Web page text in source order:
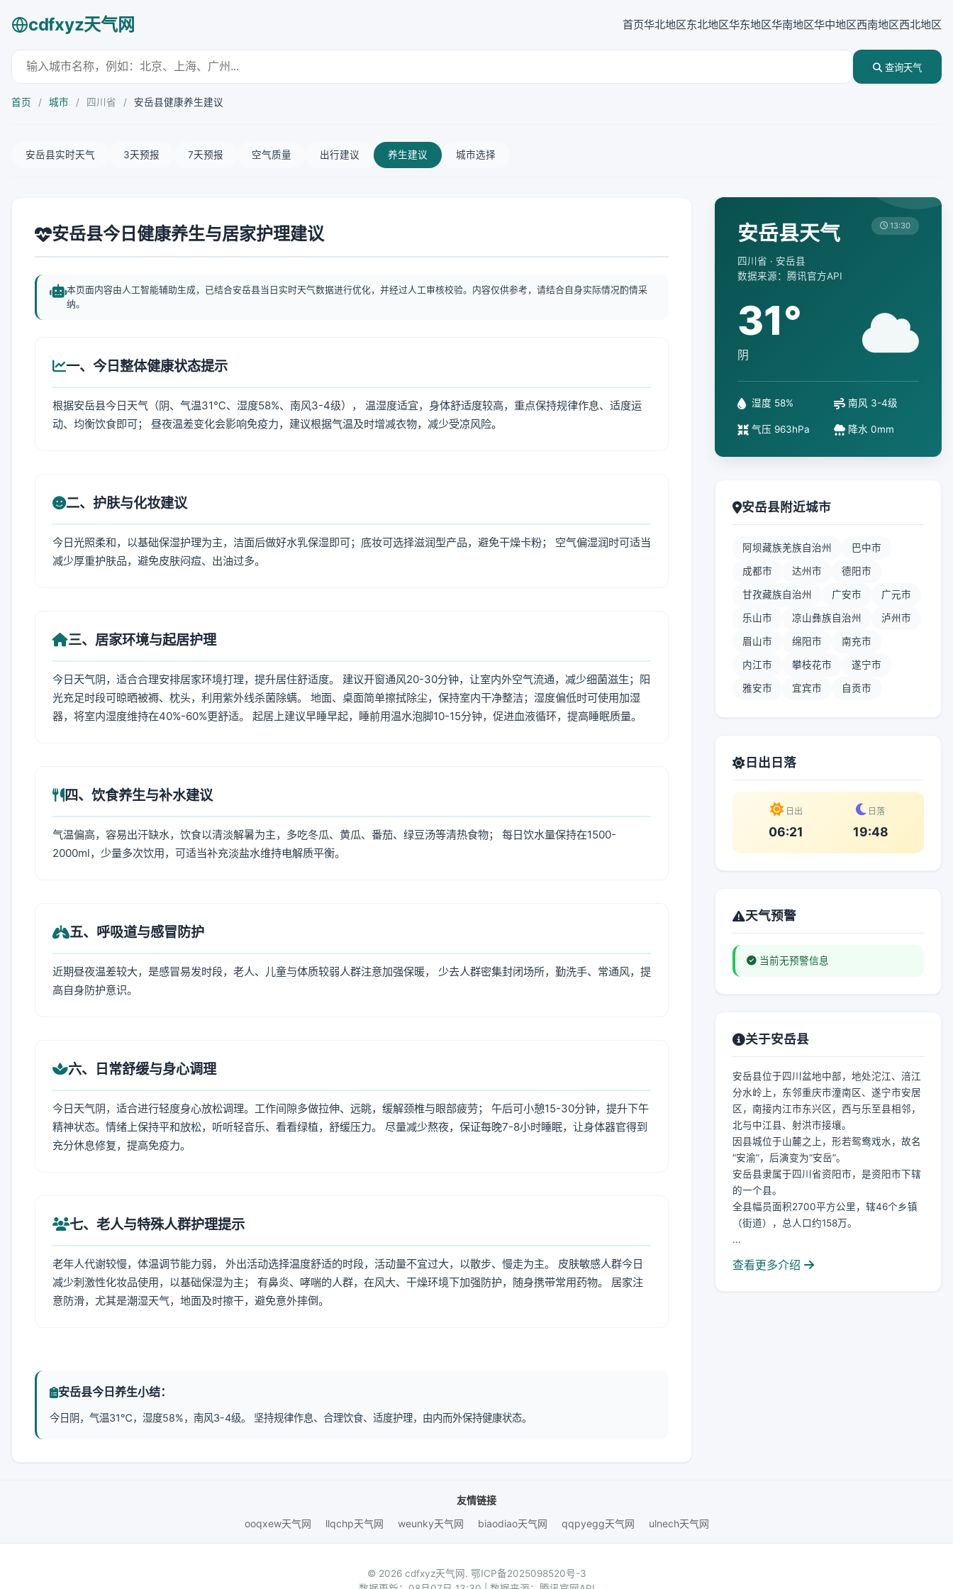
cdfxyz天气网 首页华北地区东北地区华东地区华南地区华中地区西南地区西北地区
查询天气
首页 / 城市 / 四川省 / 安岳县健康养生建议
安岳县实时天气 3天预报 7天预报 空气质量 出行建议 养生建议 城市选择
安岳县今日健康养生与居家护理建议
本页面内容由人工智能辅助生成，已结合安岳县当日实时天气数据进行优化，并经过人工审核校验。内容仅供参考，请结合自身实际情况酌情采
纳。
一、今日整体健康状态提示
根据安岳县今日天气（阴、气温31℃、湿度58%、南风3-4级）， 温湿度适宜，身体舒适度较高，重点保持规律作息、适度运
动、均衡饮食即可； 昼夜温差变化会影响免疫力，建议根据气温及时增减衣物，减少受凉风险。
二、护肤与化妆建议
今日光照柔和，以基础保湿护理为主，洁面后做好水乳保湿即可；底妆可选择滋润型产品，避免干燥卡粉； 空气偏湿润时可适当
减少厚重护肤品，避免皮肤闷痘、出油过多。
三、居家环境与起居护理
今日天气阴，适合合理安排居家环境打理，提升居住舒适度。 建议开窗通风20-30分钟，让室内外空气流通，减少细菌滋生；阳
光充足时段可晾晒被褥、枕头，利用紫外线杀菌除螨。 地面、桌面简单擦拭除尘，保持室内干净整洁；湿度偏低时可使用加湿
器，将室内湿度维持在40%-60%更舒适。 起居上建议早睡早起，睡前用温水泡脚10-15分钟，促进血液循环，提高睡眠质量。
四、饮食养生与补水建议
气温偏高，容易出汗缺水，饮食以清淡解暑为主，多吃冬瓜、黄瓜、番茄、绿豆汤等清热食物； 每日饮水量保持在1500-
2000ml，少量多次饮用，可适当补充淡盐水维持电解质平衡。
五、呼吸道与感冒防护
近期昼夜温差较大，是感冒易发时段，老人、儿童与体质较弱人群注意加强保暖， 少去人群密集封闭场所，勤洗手、常通风，提
高自身防护意识。
六、日常舒缓与身心调理
今日天气阴，适合进行轻度身心放松调理。工作间隙多做拉伸、远眺，缓解颈椎与眼部疲劳； 午后可小憩15-30分钟，提升下午
精神状态。情绪上保持平和放松，听听轻音乐、看看绿植，舒缓压力。 尽量减少熬夜，保证每晚7-8小时睡眠，让身体器官得到
充分休息修复，提高免疫力。
七、老人与特殊人群护理提示
老年人代谢较慢，体温调节能力弱， 外出活动选择温度舒适的时段，活动量不宜过大，以散步、慢走为主。 皮肤敏感人群今日
减少刺激性化妆品使用，以基础保湿为主； 有鼻炎、哮喘的人群，在风大、干燥环境下加强防护，随身携带常用药物。 居家注
意防滑，尤其是潮湿天气，地面及时擦干，避免意外摔倒。
安岳县今日养生小结：
今日阴，气温31℃，湿度58%，南风3-4级。 坚持规律作息、合理饮食、适度护理，由内而外保持健康状态。
安岳县天气
四川省 · 安岳县
数据来源：腾讯官方API
13:30
31°
阴
湿度 58% 南风 3-4级
气压 963hPa 降水 0mm
安岳县附近城市
阿坝藏族羌族自治州 巴中市
成都市 达州市 德阳市
甘孜藏族自治州 广安市 广元市
乐山市 凉山彝族自治州 泸州市
眉山市 绵阳市 南充市
内江市 攀枝花市 遂宁市
雅安市 宜宾市 自贡市
日出日落
日出
06:21
日落
19:48
天气预警
当前无预警信息
关于安岳县
安岳县位于四川盆地中部，地处沱江、涪江
分水岭上，东邻重庆市潼南区、遂宁市安居
区，南接内江市东兴区，西与乐至县相邻，
北与中江县、射洪市接壤。
因县城位于山麓之上，形若鸳鸯戏水，故名
“安渝”，后演变为“安岳”。
安岳县隶属于四川省资阳市，是资阳市下辖
的一个县。
全县幅员面积2700平方公里，辖46个乡镇
（街道），总人口约158万。
...
查看更多介绍
友情链接
ooqxew天气网
llqchp天气网 weunky天气网 biaodiao天气网 qqpyegg天气网 ulnech天气网
© 2026 cdfxyz天气网. 鄂ICP备2025098520号-3